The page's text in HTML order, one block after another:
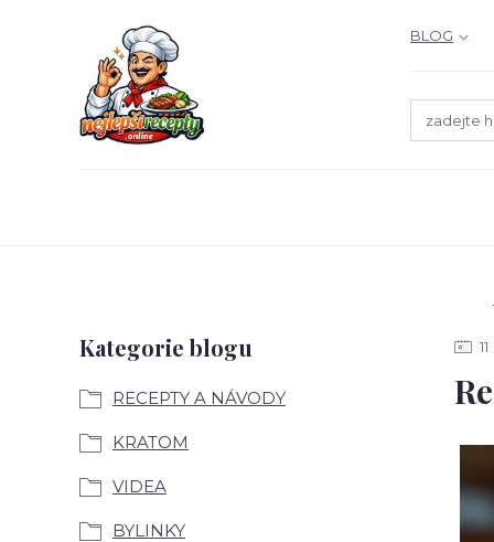
BLOG
Kategorie blogu
RECEPTY A NÁVODY
KRATOM
VIDEA
BYLINKY
11